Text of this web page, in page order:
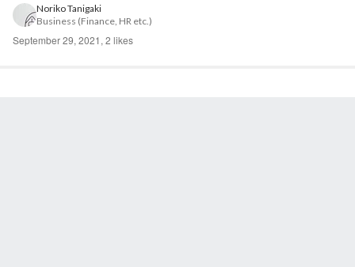
とができる、クリエイティビティあふれる人材ではないでしょうか？
経団連による「人材育成に関するアンケート」（2019...
Noriko Tanigaki
Business (Finance, HR etc.)
September 29, 2021 , 2 likes